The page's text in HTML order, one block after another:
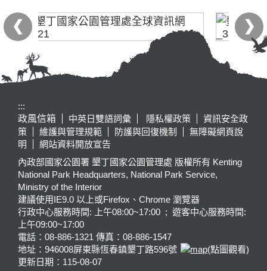
:::
政風信箱
中英日雙語詞彙 隱私權政策
資訊安全政
策
維護與管理規範 防護與回復機制
無障礙網頁說
明
網站資料開放宣告
內政部國家公園署 墾丁國家公園管理處 版權所有 Kenting
National Park Headquarters, National Park Service,
Ministry of the Interior
建議使用IE9.0 以上或Firefox、Chrome 瀏覽器
行政中心服務時間: 上午08:00~17:00 ; 遊客中心服務時間:
上午09:00~17:00
電話：08-886-1321 傳真：08-886-1547
地址：946008屏東縣恆春鎮墾丁路596號
(點圖觀看)
更新日期： 115-08-07